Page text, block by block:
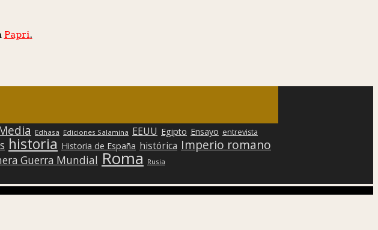
Papri.
Edhasa Ediciones Salamina EEUU Egipto Ensayo entrevista
historia Historia de España histórica Imperio romano
Guerra Mundial Roma Rusia